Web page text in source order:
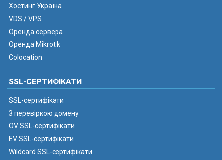
Хостинг Україна
VDS / VPS
Оренда сервера
Оренда Mikrotik
Colocation
SSL-СЕРТИФІКАТИ
SSL-сертифікати
З перевіркою домену
OV SSL-сертифікати
EV SSL-сертифікати
Wildcard SSL-сертифікати